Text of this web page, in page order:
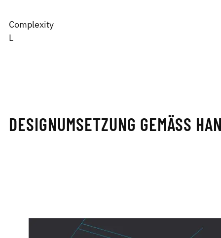
Complexity
L
DESIGNUMSETZUNG GEMÄSS